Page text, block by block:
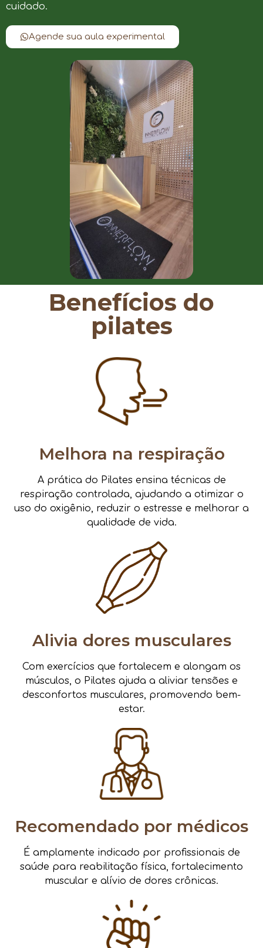
cuidado.
Agende sua aula experimental
Benefícios do
pilates
Melhora na respiração
A prática do Pilates ensina técnicas de
respiração controlada, ajudando a otimizar o
uso do oxigênio, reduzir o estresse e melhorar a
qualidade de vida.
Alivia dores musculares
Com exercícios que fortalecem e alongam os
músculos, o Pilates ajuda a aliviar tensões e
desconfortos musculares, promovendo bem-
estar.
Recomendado por médicos
É amplamente indicado por profissionais de
saúde para reabilitação física, fortalecimento
muscular e alívio de dores crônicas.